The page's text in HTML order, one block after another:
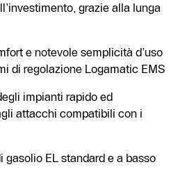
grazie alla lunga
e notevole semplicità d’uso
di regolazione Logamatic EMS
impianti rapido ed
attacchi compatibili con i
gasolio EL standard e a basso